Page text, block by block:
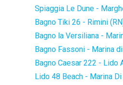
Spiaggia Le Dune -
Bagno Tiki 26 - Rimini
Bagno la Versiliana -
Bagno Fassoni - Marina
Bagno Caesar 222 - Lido
Lido 48 Beach - Marina